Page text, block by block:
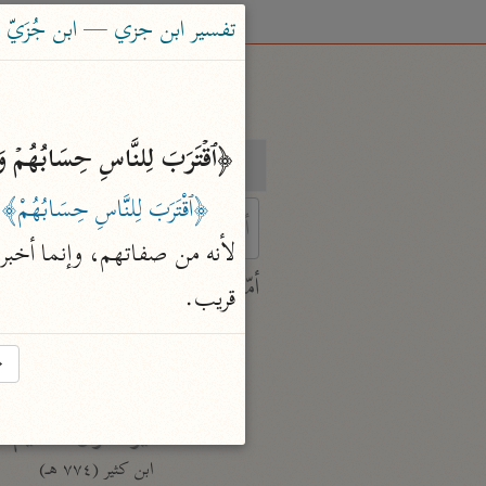
بحث
characters for results.
أمّهات
جامع البيان
تفسير القرآن العظيم
ابن كثير (٧٧٤ هـ)
تفسير ابن جزي — ابن جُزَيّ (٧٤١
﴿ٱقۡتَرَبَ لِلنَّاسِ
﴿ٱقْتَرَبَ لِلنَّاسِ حِسَابُهُمْ﴾
قريب.